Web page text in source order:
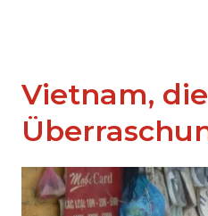
Vietnam, die